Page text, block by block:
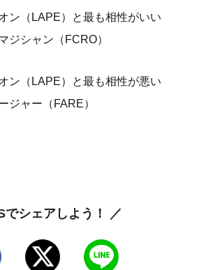
ン（LAPE）と最も相性がいい
ジシャン（FCRO）
ン（LAPE）と最も相性が悪い
ジャー（FARE）
でシェアしよう！ ／